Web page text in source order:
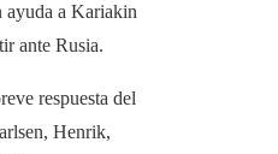
ayuda a Kariakin
ante Rusia.
respuesta del
Henrik,